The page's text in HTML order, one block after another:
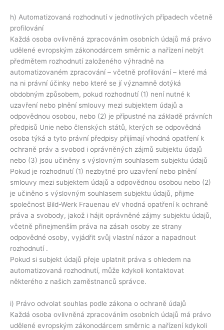
h) Automatizovaná rozhodnutí v jednotlivých případech včetně
profilování
Každá osoba ovlivněná zpracováním osobních údajů má právo
udělené evropským zákonodárcem směrnic a nařízení nebýt
předmětem rozhodnutí založeného výhradně na
automatizovaném zpracování – včetně profilování – které má
na ni právní účinky nebo které se jí významně dotýká
obdobným způsobem, pokud rozhodnutí (1) není nutné k
uzavření nebo plnění smlouvy mezi subjektem údajů a
odpovědnou osobou, nebo (2) je přípustné na základě právních
předpisů Unie nebo členských států, kterých se odpovědná
osoba týká a tyto právní předpisy přijímají vhodná opatření k
ochraně práv a svobod i oprávněných zájmů subjektu údajů
nebo (3) jsou učiněny s výslovným souhlasem subjektu údajů
Pokud je rozhodnutí (1) nezbytné pro uzavření nebo plnění
smlouvy mezi subjektem údajů a odpovědnou osobou nebo (2)
je učiněno s výslovným souhlasem subjektu údajů, přijme
společnost Bild-Werk Frauenau eV vhodná opatření k ochraně
práva a svobody, jakož i hájit oprávněné zájmy subjektu údajů,
včetně přinejmenším práva na zásah osoby ze strany
odpovědné osoby, vyjádřit svůj vlastní názor a napadnout
rozhodnutí .
Pokud si subjekt údajů přeje uplatnit práva s ohledem na
automatizovaná rozhodnutí, může kdykoli kontaktovat
některého z našich zaměstnanců správce.
i) Právo odvolat souhlas podle zákona o ochraně údajů
Každá osoba ovlivněná zpracováním osobních údajů má právo
udělené evropským zákonodárcem směrnic a nařízení kdykoli